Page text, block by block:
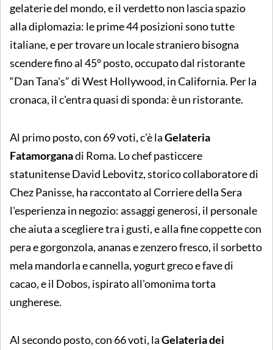
gelaterie del mondo, e il verdetto non lascia spazio
alla diplomazia: le prime 44 posizioni sono tutte
italiane, e per trovare un locale straniero bisogna
scendere fino al 45° posto, occupato dal ristorante
“Dan Tana's” di West Hollywood, in California. Per la
cronaca, il c'entra quasi di sponda: è un ristorante.
Al primo posto, con 69 voti, c'è laGelateria
Fatamorganadi Roma. Lo chef pasticcere
statunitense David Lebovitz, storico collaboratore di
Chez Panisse, ha raccontato al Corriere della Sera
l'esperienza in negozio: assaggi generosi, il personale
che aiuta a scegliere tra i gusti, e alla fine coppette con
pera e gorgonzola, ananas e zenzero fresco, il sorbetto
mela mandorla e cannella, yogurt greco e fave di
cacao, e il Dobos, ispirato all'omonima torta
ungherese.
Al secondo posto, con 66 voti, laGelateria dei